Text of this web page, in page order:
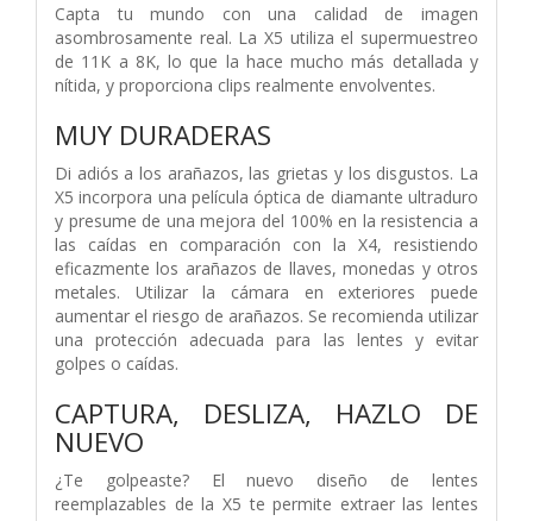
Capta tu mundo con una calidad de imagen
asombrosamente real. La X5 utiliza el supermuestreo
de 11K a 8K, lo que la hace mucho más detallada y
nítida, y proporciona clips realmente envolventes.
MUY DURADERAS
Di adiós a los arañazos, las grietas y los disgustos. La
X5 incorpora una película óptica de diamante ultraduro
y presume de una mejora del 100% en la resistencia a
las caídas en comparación con la X4, resistiendo
eficazmente los arañazos de llaves, monedas y otros
metales. Utilizar la cámara en exteriores puede
aumentar el riesgo de arañazos. Se recomienda utilizar
una protección adecuada para las lentes y evitar
golpes o caídas.
CAPTURA, DESLIZA, HAZLO DE
NUEVO
¿Te golpeaste? El nuevo diseño de lentes
reemplazables de la X5 te permite extraer las lentes